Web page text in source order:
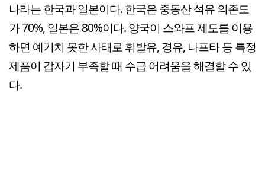
나라는 한국과 일본이다. 한국은 중동산 석유 의존도
가 70%, 일본은 80%이다. 양국이 스와프 제도를 이용
하면 예기치 못한 사태로 휘발유, 경유, 나프타 등 특정
제품이 갑자기 부족할 때 수급 어려움을 해결할 수 있
다.